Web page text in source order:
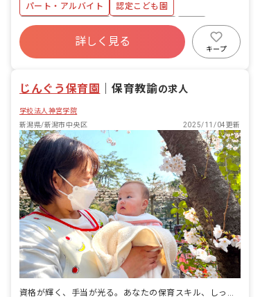
パート・アルバイト
認定こども園
ボーナス・賞与あり
社会保険完備
産休育休制度
社会福祉法人
詳しく見る
キープ
じんぐう保育園 ｜保育教諭の求人
学校法人神宮学院
新潟県/新潟市中央区
2025/11/04更新